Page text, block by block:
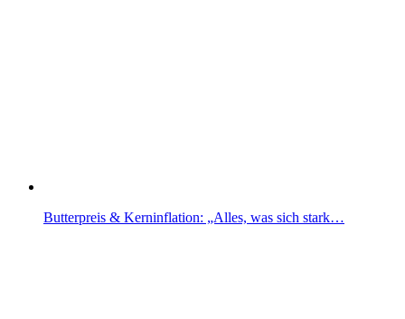
Butterpreis & Kerninflation: „Alles, was sich stark…